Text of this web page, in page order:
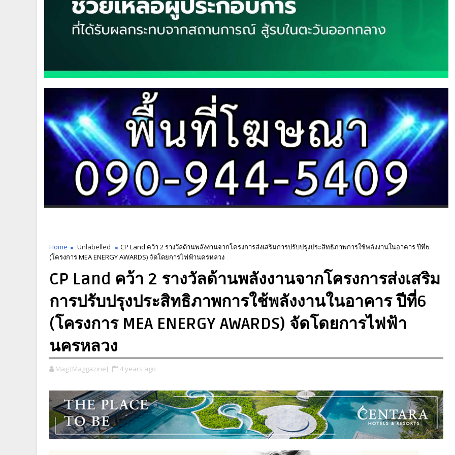
Home Unlabelled
CP Land คว้า 2 รางวัลด้านพลังงานจากโครงการส่งเสริมการปรับปรุงประสิทธิภาพการใช้พลังงานในอาคาร ปีที่6
(โครงการ MEA ENERGY AWARDS) จัดโดยการไฟฟ้านครหลวง
CP Land คว้า 2 รางวัลด้านพลังงานจากโครงการส่งเสริม
การปรับปรุงประสิทธิภาพการใช้พลังงานในอาคาร ปีที่6
(โครงการ MEA ENERGY AWARDS) จัดโดยการไฟฟ้า
นครหลวง
Mag [Maggazine] 4 years ago